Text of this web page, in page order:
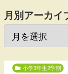
月別アーカイ
小学3年生2学期